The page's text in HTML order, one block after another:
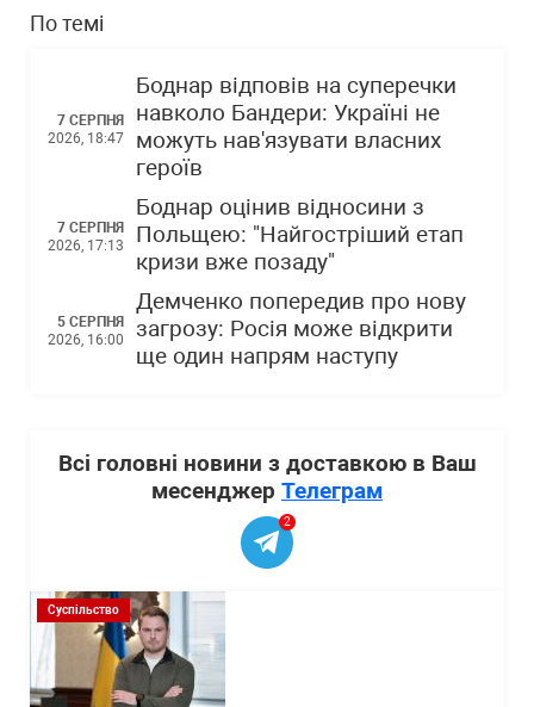
По темі
7 СЕРПНЯ
2026, 18:47
Боднар відповів на суперечки
навколо Бандери: Україні не
можуть нав'язувати власних
героїв
7 СЕРПНЯ
2026, 17:13
Боднар оцінив відносини з
Польщею: "Найгостріший етап
кризи вже позаду"
5 СЕРПНЯ
2026, 16:00
Демченко попередив про нову
загрозу: Росія може відкрити
ще один напрям наступу
Всі головні новини з доставкою в Ваш
месенджер Телеграм
2
Суспільство